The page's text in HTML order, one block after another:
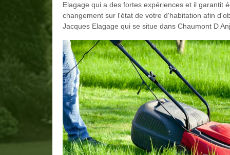
Elagage qui a des fortes expériences et il garantit
changement sur l'état de votre d'habitation afin
Jacques Elagage qui se situe dans Chaumont D